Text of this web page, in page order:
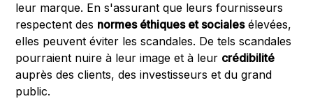
leur marque. En s'assurant que leurs fournisseurs
respectent des normes éthiques et socialesélevées,
elles peuvent éviter les scandales. De tels scandales
pourraient nuire à leur image et à leur crédibilité
auprès des clients, des investisseurs et du grand
public.